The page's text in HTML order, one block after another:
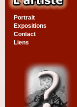
Portrait
Expositions
Contact
Liens